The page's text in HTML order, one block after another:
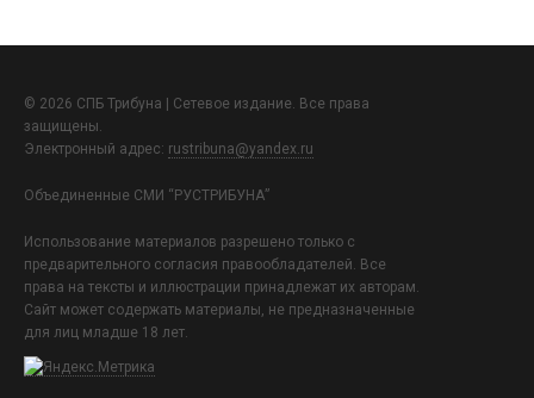
© 2026 СПБ Трибуна | Сетевое издание. Все права
защищены.
Электронный адрес: rustribuna@yandex.ru
Объединенные СМИ “РУСТРИБУНА”
Использование материалов разрешено только с
предварительного согласия правообладателей. Все
права на тексты и иллюстрации принадлежат их авторам.
Сайт может содержать материалы, не предназначенные
для лиц младше 18 лет.